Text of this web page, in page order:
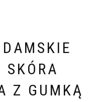
SKÓRA
Z GUMKĄ